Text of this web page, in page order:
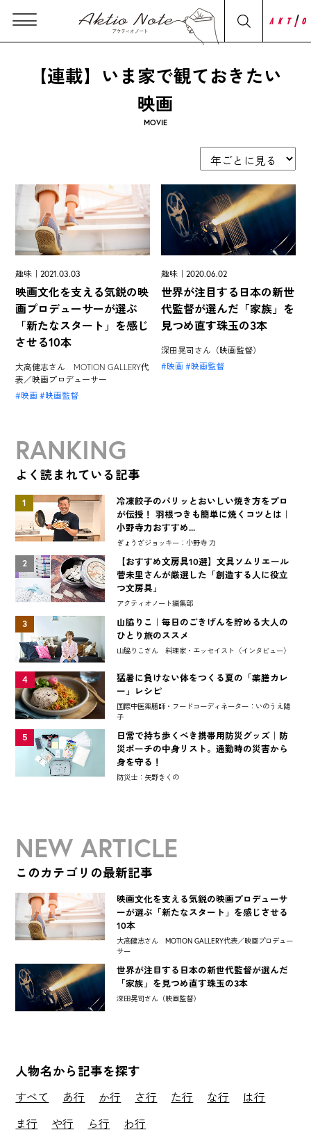
【連載】いま家で観ておきたい
映画
MOVIE
趣味｜2021.03.03
映画文化を支える気鋭の映
画プロデューサーが選ぶ
「新たなスタート」を感じ
させる10本
大高健志さん MOTION GALLERY代
表／映画プロデューサー
映画
映画監督
趣味｜2020.06.02
世界が注目する日本の新世
代監督が選んだ「家族」を
見つめ直す珠玉の3本
深田晃司さん（映画監督）
映画
映画監督
RANKING
よく読まれている記事
1
冷凍餃子のパリッとおいしい焼き方をプロ
が伝授！ 羽根つきも簡単に焼くコツとは｜
小野寺力おすすめ...
ぎょうざジョッキー：小野寺 力
2
【おすすめ文房具10選】文具ソムリエール
菅未里さんが厳選した「創造する人に役立
つ文房具」
アクティオノート編集部
3
山脇りこ｜毎日のごきげんを貯める大人の
ひとり旅のススメ
山脇りこさん 料理家・エッセイスト〈インタビュー〉
4
猛暑に負けない体をつくる夏の「薬膳カレ
ー」レシピ
国際中医薬膳師・フードコーディネーター：いのうえ陽
子
5
日常で持ち歩くべき携帯用防災グッズ｜防
災ポーチの中身リスト。通勤時の災害から
身を守る！
防災士：矢野きくの
NEW ARTICLE
このカテゴリの最新記事
映画文化を支える気鋭の映画プロデューサ
ーが選ぶ「新たなスタート」を感じさせる
10本
大高健志さん MOTION GALLERY代表／映画プロデュー
サー
世界が注目する日本の新世代監督が選んだ
「家族」を見つめ直す珠玉の3本
深田晃司さん（映画監督）
人物名から記事を探す
すべて あ行 か行 さ行 た行 な行
は行
ま行
や行 ら行 わ行